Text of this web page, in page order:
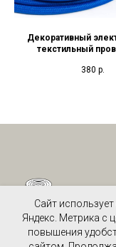
Декоративный
текстильный
380 р.
Сайт
Яндекс. Метрика с
повышения
ПОЛИТИКА